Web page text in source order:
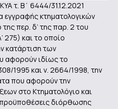
ΚΥΑ τ. Β΄ 6444/31.12.2021
εγγραφής κτηματολογικών
περ. δ’ της παρ. 2 του
275) και το οποίο
κατάρτιση των
αφορούν ιδίως το
1995 και ν. 2664/1998, την
που αφορούν την
στο Κτηματολόγιο και
προϋποθέσεις διόρθωσης